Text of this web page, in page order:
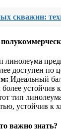
скважин:
линолеума
доступен
Идеальный
тип
устойчив к
важно знать?